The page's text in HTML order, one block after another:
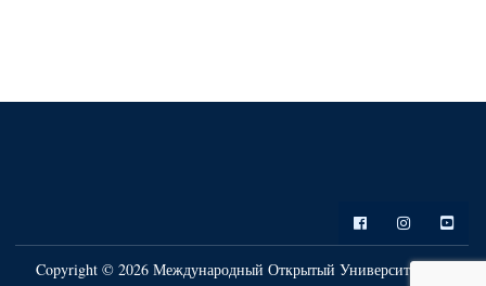
Copyright © 2026 Международный Открытый Университет. All